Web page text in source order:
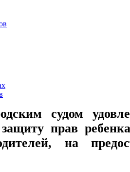
судом
прав
на